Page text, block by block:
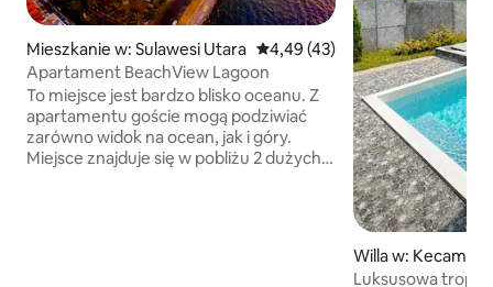
Mieszkanie w: Sulawesi Utara Średnia ocena: 4,49 na 5,
4,49 (43)
Apartament BeachView Lagoon
To miejsce jest bardzo blisko oceanu. Z
apartamentu goście mogą podziwiać
zarówno widok na ocean, jak i góry.
Miejsce znajduje się w pobliżu 2 dużych
Willa w:
g
Luksusowa